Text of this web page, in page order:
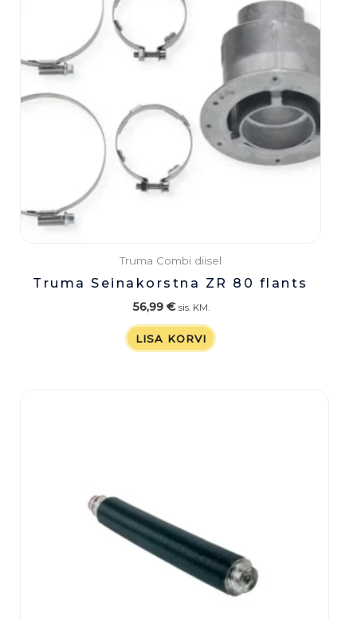
Truma Combi diisel
Truma Seinakorstna ZR 80 flants
56,99 € sis. KM.
LISA KORVI